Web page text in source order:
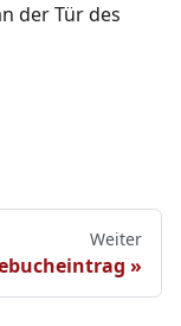
der Tür des
Weiter